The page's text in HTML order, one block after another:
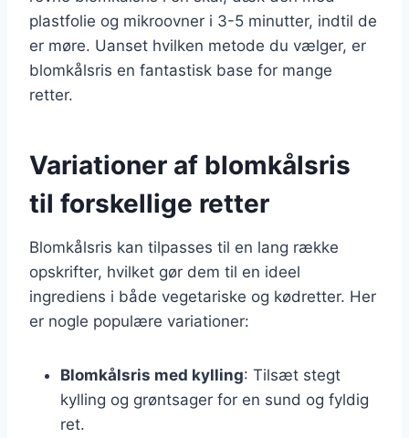
plastfolie og mikroovner i 3-5 minutter, indtil de
er møre. Uanset hvilken metode du vælger, er
blomkålsris en fantastisk base for mange
retter.
Variationer af blomkålsris
til forskellige retter
Blomkålsris kan tilpasses til en lang række
opskrifter, hvilket gør dem til en ideel
ingrediens i både vegetariske og kødretter. Her
er nogle populære variationer:
Blomkålsris med kylling: Tilsæt stegt
kylling og grøntsager for en sund og fyldig
ret.